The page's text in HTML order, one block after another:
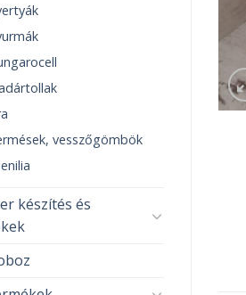
vesszőgömbök
készítés és